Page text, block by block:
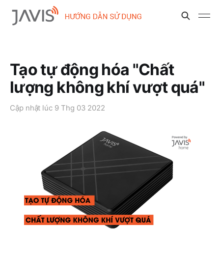
Tạo tự động hóa "Chất
lượng không khí vượt quá"
Cập nhật lúc 9 Thg 03 2022